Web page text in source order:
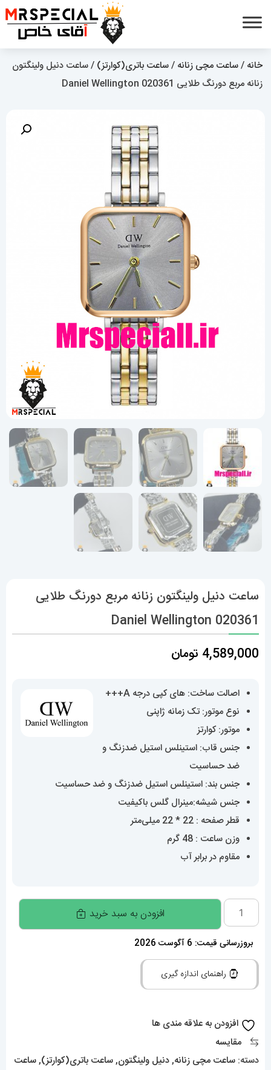
خانه /ساعت مچی زنانه /ساعت باتری(کوارتز) / ساعت دنیل ولینگتون
زنانه مربع دورنگ طلایی Daniel Wellington 020361
ساعت دنیل ولینگتون زنانه مربع دورنگ طلایی
Daniel Wellington 020361
4,589,000 تومان
اصالت ساخت: های کپی درجه A+++
نوع موتور: تک زمانه ژاپنی
موتور: کوارتز
جنس قاب: استینلس استیل ضدزنگ و
ضد حساسیت
جنس بند: استینلس استیل ضدزنگ و ضد حساسیت
جنس شیشه:مینرال گلس باکیفیت
قطر صفحه : 22 * 22 میلی‌متر
وزن ساعت : 48 گرم
مقاوم در برابر آب
ساعت
دنیل
ولینگتون
زنانه
Daniel
افزودن به سبد خرید
بروزرسانی قیمت: 6 آگوست 2026
راهنمای اندازه گیری
افزودن به علاقه مندی ها
مقایسه
دسته: ساعت مچی زنانه,دنیل ولینگتون,ساعت باتری(کوارتز),ساعت